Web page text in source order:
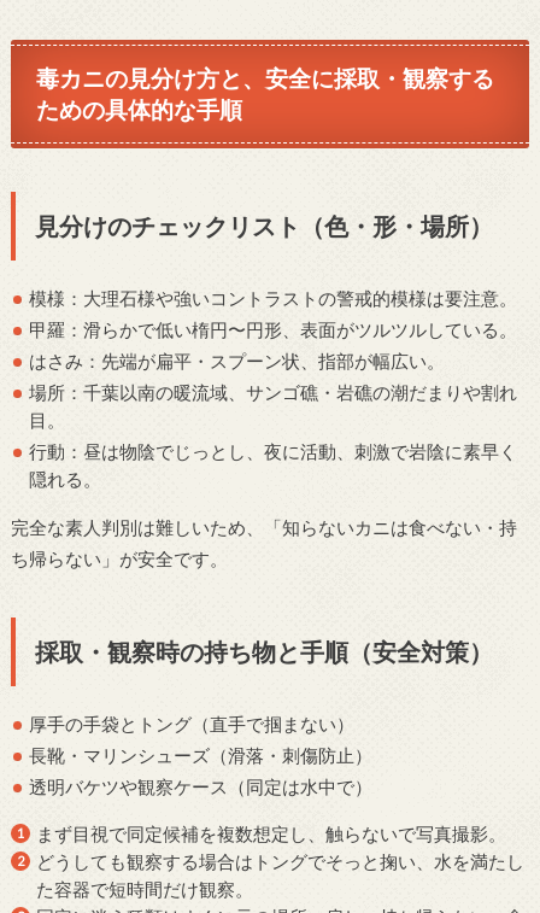
毒カニの見分け方と、安全に採取・観察する
ための具体的な手順
見分けのチェックリスト（色・形・場所）
模様：大理石様や強いコントラストの警戒的模様は要注意。
甲羅：滑らかで低い楕円〜円形、表面がツルツルしている。
はさみ：先端が扁平・スプーン状、指部が幅広い。
場所：千葉以南の暖流域、サンゴ礁・岩礁の潮だまりや割れ
目。
行動：昼は物陰でじっとし、夜に活動、刺激で岩陰に素早く
隠れる。
完全な素人判別は難しいため、「知らないカニは食べない・持
ち帰らない」が安全です。
採取・観察時の持ち物と手順（安全対策）
厚手の手袋とトング（直手で掴まない）
長靴・マリンシューズ（滑落・刺傷防止）
透明バケツや観察ケース（同定は水中で）
まず目視で同定候補を複数想定し、触らないで写真撮影。
どうしても観察する場合はトングでそっと掬い、水を満たし
た容器で短時間だけ観察。